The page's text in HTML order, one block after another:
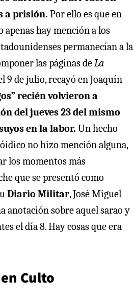
a prisión. Por ello es que en
apenas hay mención a los
permanecían a la
las páginas deLa
9 de julio, recayó en Joaquín
recién volvieron a
del jueves 23 del mismo
en la labor. Un hecho
no hizo mención alguna,
los momentos más
que se presentó como
Diario Militar, José Miguel
anotación sobre aquel sarao y
el día 8. Hay cosas que era
Culto